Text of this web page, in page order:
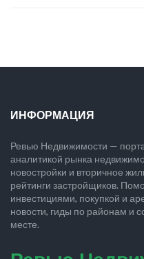
ИНФОРМАЦИЯ
Ревью Недвижимости —
аналитикой рынка
новостройки и вторичное
рейтинги застройщиков.
инвестициями, покупкой и
новости, гиды по районам и
месте.